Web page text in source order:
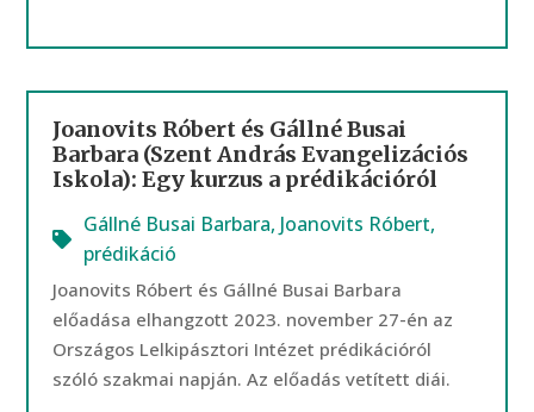
Joanovits Róbert és Gállné Busai
Barbara (Szent András Evangelizációs
Iskola): Egy kurzus a prédikációról
Gállné Busai Barbara, Joanovits Róbert,
prédikáció
Joanovits Róbert és Gállné Busai Barbara
előadása elhangzott 2023. november 27-én az
Országos Lelkipásztori Intézet prédikációról
szóló szakmai napján. Az előadás vetített diái.